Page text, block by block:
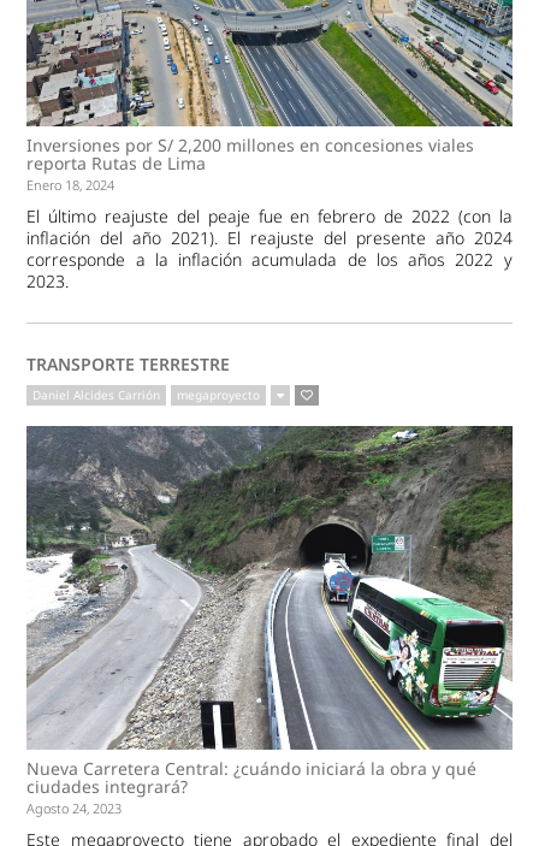
Inversiones por S/ 2,200 millones en concesiones viales
reporta Rutas de Lima
Enero 18, 2024
El último reajuste del peaje fue en febrero de 2022 (con la
inflación del año 2021). El reajuste del presente año 2024
corresponde a la inflación acumulada de los años 2022 y
2023.
TRANSPORTE TERRESTRE
Daniel Alcides Carrión megaproyecto
Nueva Carretera Central: ¿cuándo iniciará la obra y qué
ciudades integrará?
Agosto 24, 2023
Este megaproyecto tiene aprobado el expediente final del